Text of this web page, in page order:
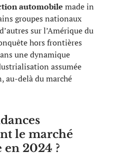
automobile made in
groupes nationaux
sur l’Amérique du
hors frontières
une dynamique
assumée
au-delà du marché
le marché
2024 ?